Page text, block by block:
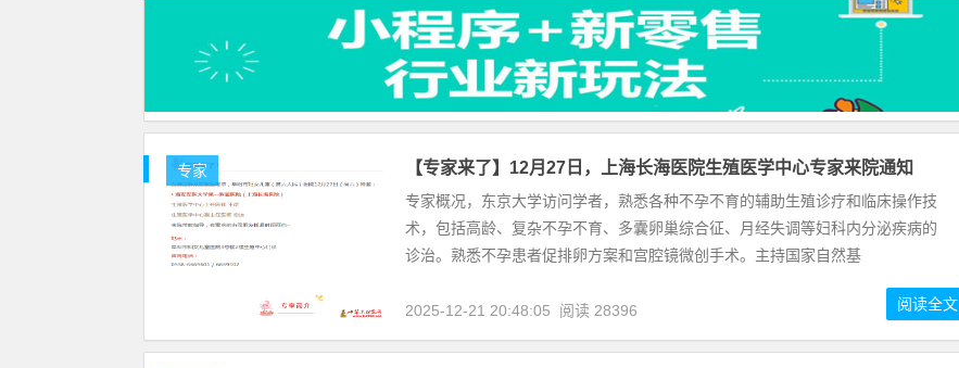
专家 【专家来了】12月27日，上海长海医院生殖医学中心专家来院通知
专家概况，东京大学访问学者，熟悉各种不孕不育的辅助生殖诊疗和临床操作技
术，包括高龄、复杂不孕不育、多囊卵巢综合征、月经失调等妇科内分泌疾病的
诊治。熟悉不孕患者促排卵方案和宫腔镜微创手术。主持国家自然基
2025-12-21 20:48:05 阅读 28396 阅读全文